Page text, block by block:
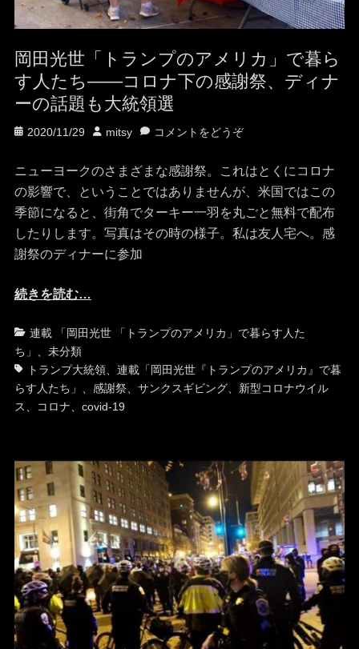
岡田光世「トランプのアメリカ」で暮ら
す人たち——コロナ下の感謝祭、ディナ
ーの話題も大統領選
投
日
2020/11/29
投
者
mitsy コメントをどうぞ
ニューヨークのさまざまな感謝祭。これはとくにコロナ
の影響で、ということではありませんが、米国ではこの
季節になると、街角でターキー一羽を丸ごと無料で配布
したりします。写真はその時の様子。私は友人宅へ。感
謝祭のディナーに参加
続きを読む…
カ
テ
ゴ
リ
ー
連載 「岡田光世 「トランプのアメリカ」で暮らす人た
ち」
未分類
トランプ大統領、 連載「岡田光世『トランプのアメリカ』で暮
らす人たち」
感謝祭、 サンクスギビング、 新型コロナウイル
ス
コロナ covid-19